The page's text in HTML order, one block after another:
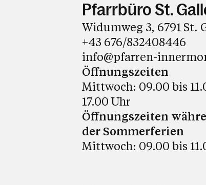
Pfarrbüro St.
Widumweg 3, 6791 St.
+43 676/832408446
info@pfarren-
Öffnungszeiten
Mittwoch: 09.00 bis
17.00 Uhr
Öffnungszeiten
der Sommerferien
Mittwoch: 09.00 bis